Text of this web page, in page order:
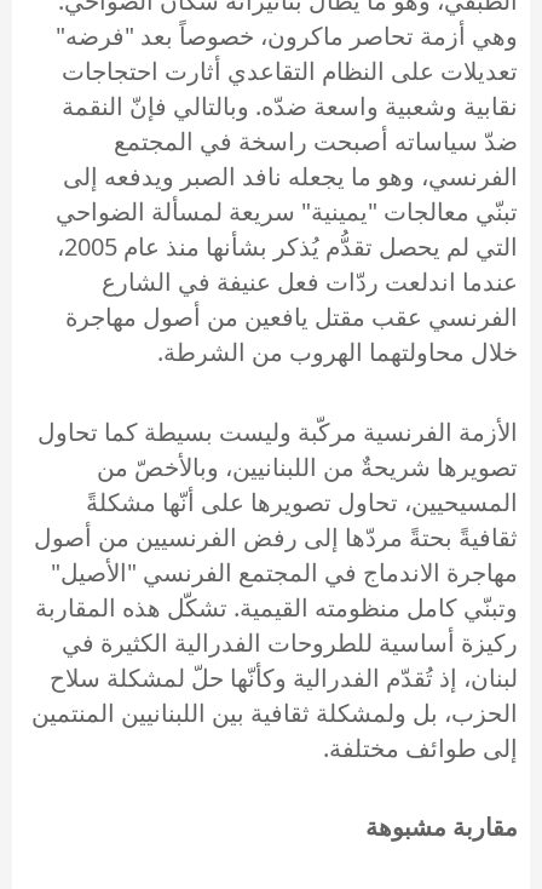
وهي أزمة تحاصر ماكرون، خصوصاً بعد "فرضه"
تعديلات على النظام التقاعدي أثارت احتجاجات
نقابية وشعبية واسعة ضدّه. وبالتالي فإنّ النقمة
ضدّ سياساته أصبحت راسخة في المجتمع
الفرنسي، وهو ما يجعله نافد الصبر ويدفعه إلى
تبنّي معالجات "يمينية" سريعة لمسألة الضواحي
التي لم يحصل تقدُّم يُذكر بشأنها منذ عام 2005،
عندما اندلعت ردّات فعل عنيفة في الشارع
الفرنسي عقب مقتل يافعين من أصول مهاجرة
خلال محاولتهما الهروب من الشرطة.
الأزمة الفرنسية مركّبة وليست بسيطة كما تحاول
تصويرها شريحةٌ من اللبنانيين، وبالأخصّ من
المسيحيين، تحاول تصويرها على أنّها مشكلةً
ثقافيةً بحتةً مردّها إلى رفض الفرنسيين من أصول
مهاجرة الاندماج في المجتمع الفرنسي "الأصيل"
وتبنّي كامل منظومته القيمية. تشكّل هذه المقاربة
ركيزة أساسية للطروحات الفدرالية الكثيرة في
لبنان، إذ تُقدّم الفدرالية وكأنّها حلّ لمشكلة سلاح
الحزب، بل ولمشكلة ثقافية بين اللبنانيين المنتمين
إلى طوائف مختلفة.
مقاربة مشبوهة